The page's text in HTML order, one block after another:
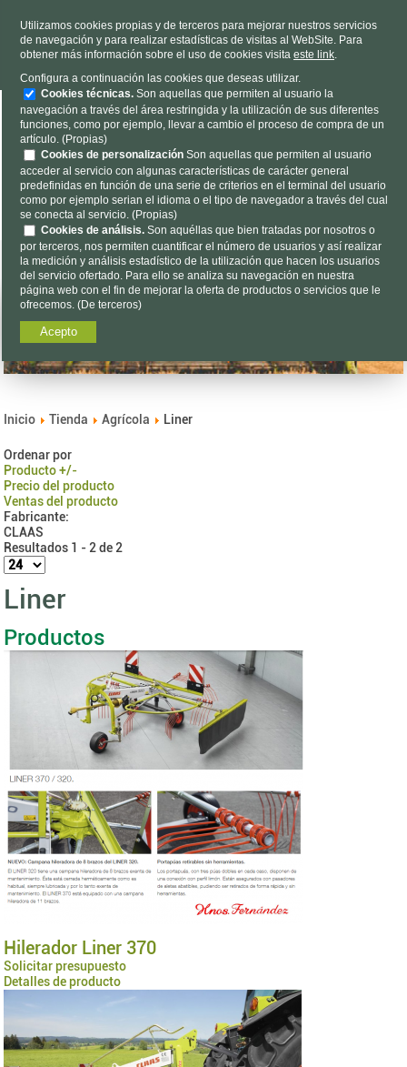
HORARIOL-V 9h a 19h S 9h a 13h
Dónde estamos |Contacto| Nosotros
Encuéntalo aquí...
Inicio Tienda Agrícola Liner
Ordenar por
Producto +/-
Precio del producto
Ventas del producto
Fabricante:
CLAAS
Resultados 1 - 2 de 2
Liner
Productos
Hilerador Liner 370
Solicitar presupuesto
Detalles de producto
Utilizamos cookies propias y de terceros para mejorar nuestros servicios
de navegación y para realizar estadísticas de visitas al WebSite. Para
obtener más información sobre el uso de cookies visita este link.
Configura a continuación las cookies que deseas utilizar.
Cookies técnicas. Son aquellas que permiten al usuario la
navegación a través del área restringida y la utilización de sus diferentes
funciones, como por ejemplo, llevar a cambio el proceso de compra de un
artículo. (Propias)
Cookies de personalización Son aquellas que permiten al usuario
acceder al servicio con algunas características de carácter general
predefinidas en función de una serie de criterios en el terminal del usuario
como por ejemplo serian el idioma o el tipo de navegador a través del cual
se conecta al servicio. (Propias)
Cookies de análisis. Son aquéllas que bien tratadas por nosotros o
por terceros, nos permiten cuantificar el número de usuarios y así realizar
la medición y análisis estadístico de la utilización que hacen los usuarios
del servicio ofertado. Para ello se analiza su navegación en nuestra
página web con el fin de mejorar la oferta de productos o servicios que le
ofrecemos. (De terceros)
Acepto